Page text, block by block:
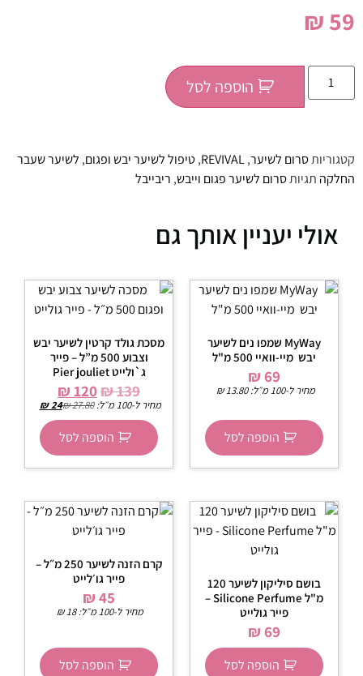
₪ 59
הוספה לסל
קטגוריותסרום לשיער,
REVIVAL
,טיפול לשיער יבש ופגום,לשיער שעבר
החלקהתגיותסרום לשיער פגום וייבש,ריבייבל
אולי יעניין אותך גם
MyWay שמפו נים לשיער
יבש מיי-וואיי 500 מ"ל
₪69
מחיר ל-100 מ״ל: ₪13.80
הוספה לסל
מסכת גולד קרטין לשיער יבש
וצבוע 500 מ”ל – פייר
ג`ולייט Pier jouliet
₪139
₪120
מחיר ל-100 מ״ל: ₪27.80
₪24
הוספה לסל
בושם סיליקון לשיער 120
מ"ל Silicone Perfume –
פייר גולייט
₪69
הוספה לסל
קרם הזנה לשיער 250 מ״ל –
פייר גו׳לייט
₪45
מחיר ל-100 מ״ל: ₪18
הוספה לסל